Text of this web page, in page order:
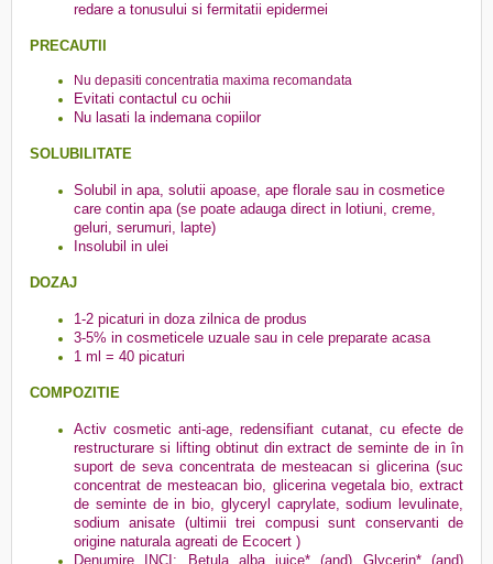
redare a tonusului si fermitatii epidermei
PRECAUTII
Nu depasiti concentratia maxima recomandata
Evitati contactul cu ochii
Nu lasati la indemana copiilor
SOLUBILITATE
Solubil in apa, solutii apoase, ape florale sau in cosmetice
care contin apa (se poate adauga direct in lotiuni, creme,
geluri, serumuri, lapte)
Insolubil in ulei
DOZAJ
1-2 picaturi in doza zilnica de produs
3-5% in cosmeticele uzuale sau in cele preparate acasa
1 ml = 40 picaturi
COMPOZITIE
Activ cosmetic anti-age, redensifiant cutanat, cu efecte de
restructurare si lifting obtinut din extract de seminte de in în
suport de seva concentrata de mesteacan si glicerina (suc
concentrat de mesteacan bio, glicerina vegetala bio, extract
de seminte de in bio, glyceryl caprylate, sodium levulinate,
sodium anisate (ultimii trei compusi sunt conservanti de
origine naturala agreati de Ecocert )
Denumire INCI: Betula alba juice* (and) Glycerin* (and)